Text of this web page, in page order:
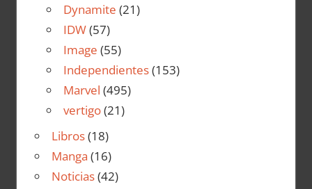
Dynamite (21)
IDW(57)
Image (55)
Independientes(153)
Marvel (495)
vertigo(21)
Libros(18)
Manga (16)
Noticias(42)